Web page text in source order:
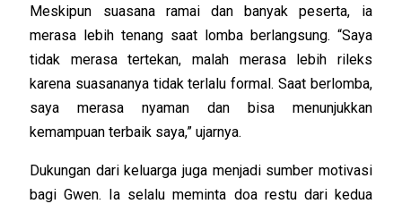
Meskipun suasana ramai dan banyak peserta, ia
merasa lebih tenang saat lomba berlangsung. “Saya
tidak merasa tertekan, malah merasa lebih rileks
karena suasananya tidak terlalu formal. Saat berlomba,
saya merasa nyaman dan bisa menunjukkan
kemampuan terbaik saya,” ujarnya.
Dukungan dari keluarga juga menjadi sumber motivasi
bagi Gwen. Ia selalu meminta doa restu dari kedua